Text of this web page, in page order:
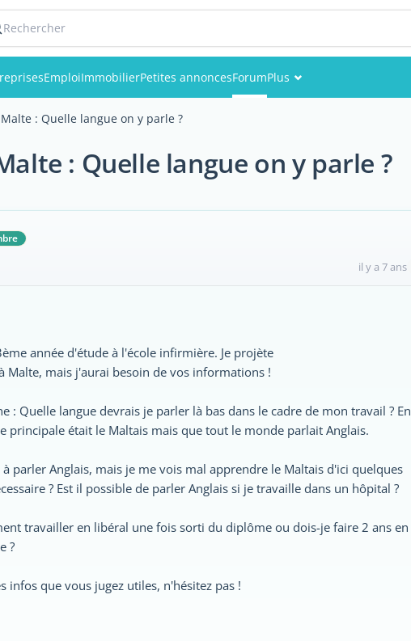
Rechercher
EmploiImmobilierPetites annoncesForumPlus
: Quelle langue on y parle ?
: Quelle langue on y parle ?
il y a 7 ans
année d'étude à l'école infirmière. Je projète
Malte, mais j'aurai besoin de vos informations !
: Quelle langue devrais je parler là bas dans le cadre de mon travail ? En
principale était le Maltais mais que tout le monde parlait Anglais.
à parler Anglais, mais je me vois mal apprendre le Maltais d'ici quelques
? Est il possible de parler Anglais si je travaille dans un hôpital ?
travailler en libéral une fois sorti du diplôme ou dois-je faire 2 ans en
?
infos que vous jugez utiles, n'hésitez pas !